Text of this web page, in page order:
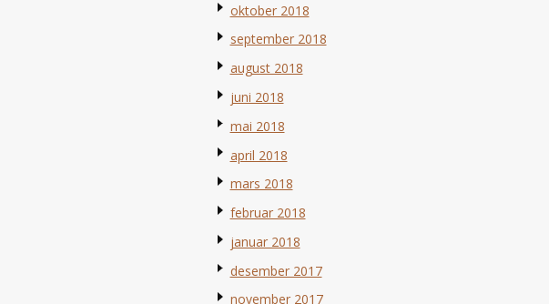
oktober 2018
september 2018
august 2018
juni 2018
mai 2018
april 2018
mars 2018
februar 2018
januar 2018
desember 2017
november 2017